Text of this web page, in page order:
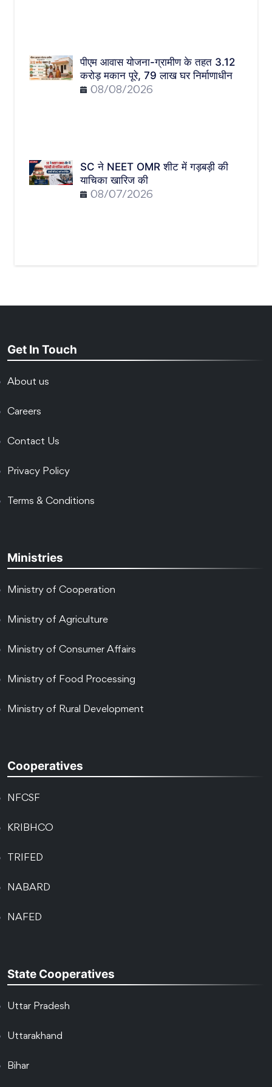
पीएम आवास योजना-ग्रामीण के तहत 3.12
करोड़ मकान पूरे, 79 लाख घर निर्माणाधीन
08/08/2026
SC ने NEET OMR शीट में गड़बड़ी की
याचिका खारिज की
08/07/2026
Get In Touch
About us
Careers
Contact Us
Privacy Policy
Terms & Conditions
Ministries
Ministry of Cooperation
Ministry of Agriculture
Ministry of Consumer Affairs
Ministry of Food Processing
Ministry of Rural Development
Cooperatives
NFCSF
KRIBHCO
TRIFED
NABARD
NAFED
State Cooperatives
Uttar Pradesh
Uttarakhand
Bihar